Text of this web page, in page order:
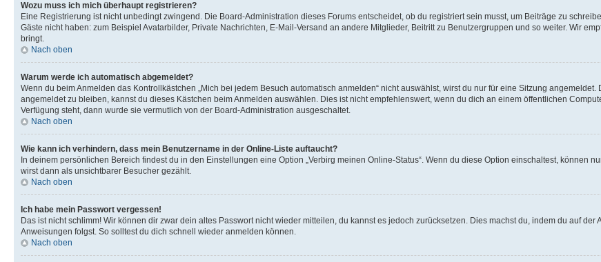
Wozu muss ich mich überhaupt registrieren?
Eine Registrierung ist nicht unbedingt zwingend. Die Board-Administration dieses Forums entscheidet, ob du registriert sein musst, um Beiträge zu
Gäste nicht haben: zum Beispiel Avatarbilder, Private Nachrichten, E-Mail-Versand an andere Mitglieder, Beitritt zu Benutzergruppen und so weiter. Wir
bringt.
Nach oben
Warum werde ich automatisch abgemeldet?
Wenn du beim Anmelden das Kontrollkästchen „Mich bei jedem Besuch automatisch anmelden“ nicht auswählst, wirst du nur für eine Sitzung
angemeldet zu bleiben, kannst du dieses Kästchen beim Anmelden auswählen. Dies ist nicht empfehlenswert, wenn du dich an einem öffentlichen
Verfügung steht, dann wurde sie vermutlich von der Board-Administration ausgeschaltet.
Nach oben
Wie kann ich verhindern, dass mein Benutzername in der Online-Liste auftaucht?
In deinem persönlichen Bereich findest du in den Einstellungen eine Option „Verbirg meinen Online-Status“. Wenn du diese Option einschaltest, können
wirst dann als unsichtbarer Besucher gezählt.
Nach oben
Ich habe mein Passwort vergessen!
Das ist nicht schlimm! Wir können dir zwar dein altes Passwort nicht wieder mitteilen, du kannst es jedoch zurücksetzen. Dies machst du, indem du auf der
Anweisungen folgst. So solltest du dich schnell wieder anmelden können.
Nach oben